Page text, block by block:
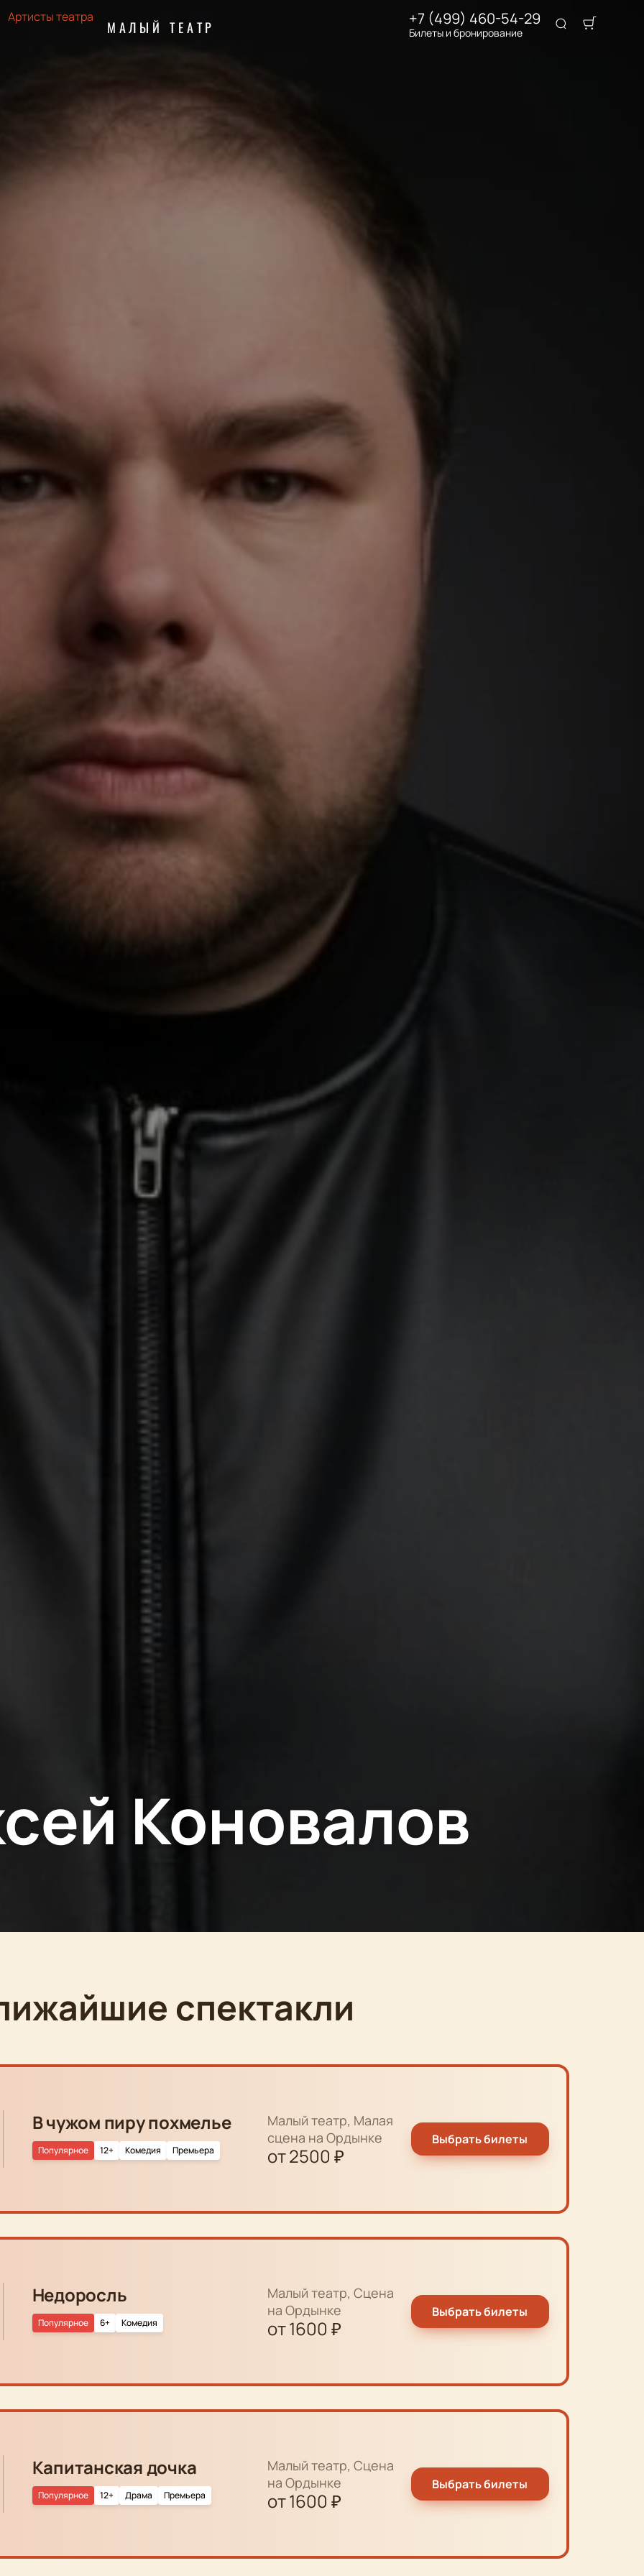
МАЛЫЙ ТЕАТР
Артисты театра +7 (499) 460-54-29
Билеты и бронирование
Коновалов
спектакли
В чужом пиру похмелье
12+ Комедия
Популярное Премьера
Малый театр, Малая
сцена на Ордынке
от2500 ₽
Выбрать билеты
Недоросль
6+ Комедия
Популярное
Малый театр, Сцена
на Ордынке
от1600 ₽
Выбрать билеты
Капитанская дочка
12+ Драма
Популярное Премьера
Малый театр, Сцена
на Ордынке
от1600 ₽
Выбрать билеты